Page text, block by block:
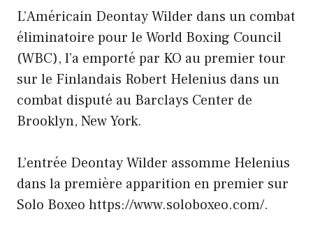
L’Américain Deontay Wilder dans un combat
éliminatoire pour le World Boxing Council
(WBC), l’a emporté par KO au premier tour
sur le Finlandais Robert Helenius dans un
combat disputé au Barclays Center de
Brooklyn, New York.
L’entrée Deontay Wilder assomme Helenius
dans la première apparition en premier sur
Solo Boxeo https://www.soloboxeo.com/.